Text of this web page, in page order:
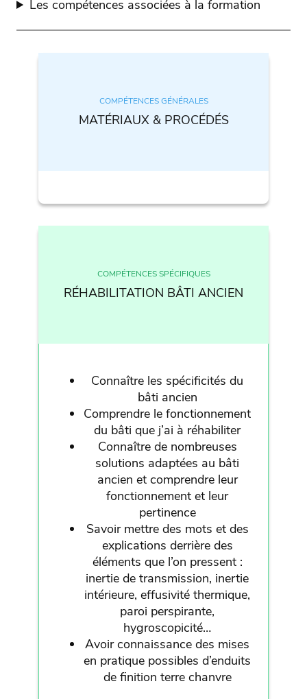
Les compétences associées à la formation
COMPÉTENCES GÉNÉRALES
MATÉRIAUX & PROCÉDÉS
COMPÉTENCES SPÉCIFIQUES
RÉHABILITATION BÂTI ANCIEN
Connaître les spécificités du
bâti ancien
Comprendre le fonctionnement
du bâti que j’ai à réhabiliter
Connaître de nombreuses
solutions adaptées au bâti
ancien et comprendre leur
fonctionnement et leur
pertinence
Savoir mettre des mots et des
explications derrière des
éléments que l’on pressent :
inertie de transmission, inertie
intérieure, effusivité thermique,
paroi perspirante,
hygroscopicité…
Avoir connaissance des mises
en pratique possibles d’enduits
de finition terre chanvre